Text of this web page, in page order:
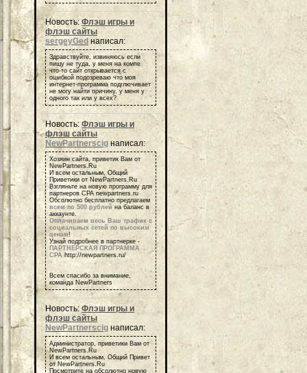
Новость: Флэш игры и
флэш сайты
sergeyGed написал:
Здравствуйте, извиняюсь если
пишу не туда, у меня на компе
что-то сайт открывается с
ошибкой подозреваю что моя
интернет-программа подглючивает
не могу найти причину, у меня у
одного так или у всех?
Новость: Флэш игры и
флэш сайты
NewPartnerscig написал:
Хозяин сайта, приветик Вам от
NewPartners.Ru
И всем остальным, Общий
Приветики от NewPartners.Ru
Взгляньте на новую программу для
партнеров СРА newpartners.ru
Обсолютно бесплатно предлагаем
всем по 500 рублей на баланс в
аккаунте.
Оплачиваем весь Ваш трафик с
социальных сетей по высоким
ценам!
Узнай подробнее в партнерке -
ПАРТНЕРСКАЯ ПРОГРАММА
СРА http://newpartners.ru/
Всем спасибо за внимание,
команда NewPartners
Новость: Флэш игры и
флэш сайты
NewPartnerscig написал:
Администратор, приветики Вам от
NewPartners.Ru
И всем остальным, Общий Привет
от NewPartners.Ru
Посмотрите на обсолютно новую